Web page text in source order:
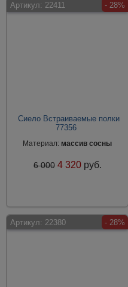
Артикул: 22411 - 28%
Сиело Встраиваемые полки
77356
Материал: массив сосны
6 000 4 320 руб.
Артикул: 22380 - 28%